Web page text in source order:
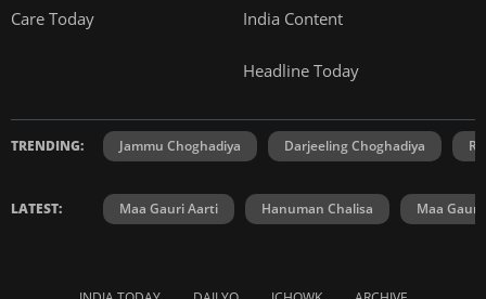
Care Today India Content
Headline Today
TRENDING: Jammu Choghadiya Darjeeling Choghadiya
LATEST: Maa Gauri Aarti Hanuman Chalisa Maa Gauri